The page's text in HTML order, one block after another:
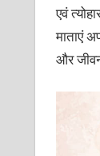
एवं
माताएं
और